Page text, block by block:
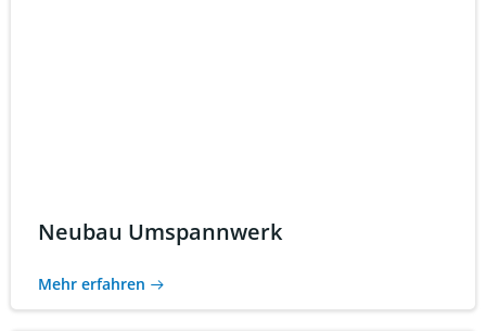
Neubau Umspannwerk
Mehr erfahren